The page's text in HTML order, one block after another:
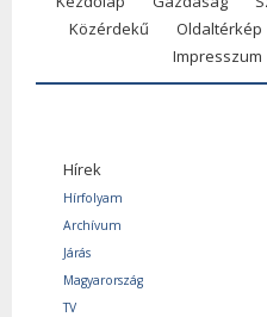
Közérdekű
Oldaltérkép
Impresszum
Hírek
Hírfolyam
Archívum
Járás
Magyarország
TV